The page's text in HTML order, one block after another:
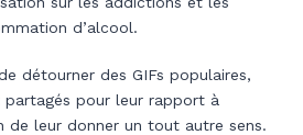
d’alcool.
détourner des GIFs populaires,
pour leur rapport à
de leur donner un tout autre sens.